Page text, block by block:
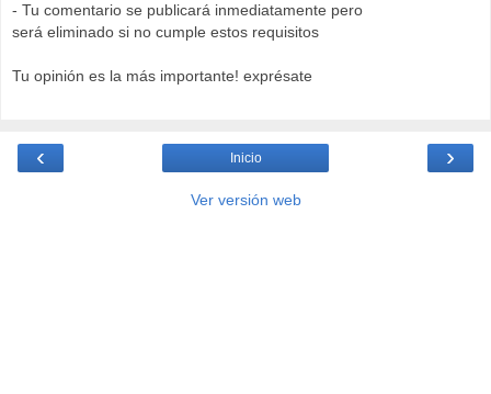
- Tu comentario se publicará inmediatamente pero
será eliminado si no cumple estos requisitos
Tu opinión es la más importante! exprésate
‹ ›
Inicio
Ver versión web